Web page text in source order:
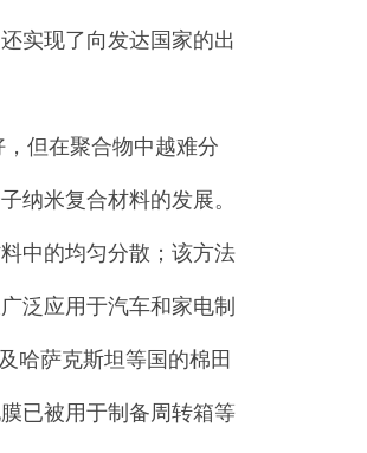
实现了向发达国家的出
但在聚合物中越难分
纳米复合材料的发展。
中的均匀分散；该方法
泛应用于汽车和家电制
哈萨克斯坦等国的棉田
已被用于制备周转箱等